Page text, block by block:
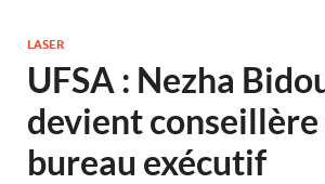
LASER
UFSA : Nezha
devient conseillère
bureau exécutif